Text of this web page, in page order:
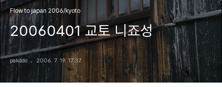
Flow to japan 2006/kyoto
20060401 교토 니죠성
pakddo 2006. 7. 19. 17:37